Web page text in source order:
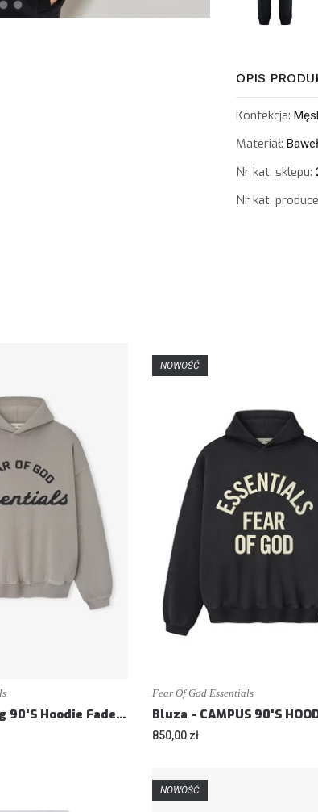
OPIS
Konfekcja:
Materiał:
Nr kat. sklepu:
Nr kat.
Bluza - Training 90'S Hoodie Faded Seal - Loose fit
NOWOŚĆ
Fear Of God Essentials
850,00 zł
NOWOŚĆ